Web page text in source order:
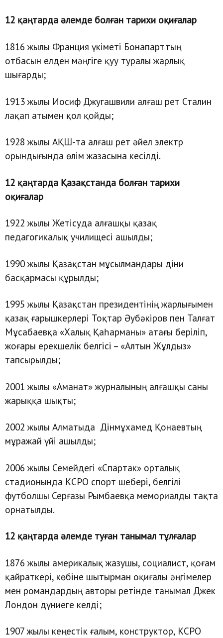
12 қаңтарда әлемде болған тарихи оқиғалар
1816 жылы Франция үкіметі Бонапарттың
отбасын елден мәңгіге қуу туралы жарлық
шығарды;
1913 жылы Иосиф Джугашвили алғаш рет Сталин
лақап атымен қол қойды;
1928 жылы АҚШ-та алғаш рет әйел электр
орындығында өлім жазасына кесілді.
12 қаңтарда Қазақстанда болған тарихи
оқиғалар
1922 жылы Жетісуда алғашқы қазақ
педагогикалық училищесі ашылды;
1990 жылы Қазақстан мұсылмандары діни
басқармасы құрылды;
1995 жылы Қазақстан президентінің жарлығымен
қазақ ғарышкерлері Тоқтар Әубәкіров пен Талғат
Мұсабаевқа «Халық Қаһарманы» атағы беріліп,
жоғары ерекшелік белгісі – «Алтын Жұлдыз»
тапсырылды;
2001 жылы «Аманат» журналының алғашқы саны
жарыққа шықты;
2002 жылы Алматыда Дінмұхамед Қонаевтың
мұражай үйі ашылды;
2006 жылы Семейдегі «Спартак» орталық
стадионында КСРО спорт шебері, белгілі
футболшы Серғазы Рымбаевқа мемориалды тақта
орнатылды.
12 қаңтарда әлемде туған танымал тұлғалар
1876 жылы америкалық жазушы, социалист, қоғам
қайраткері, көбіне шытырман оқиғалы әңгімелер
мен романдардың авторы ретінде танымал Джек
Лондон дүниеге келді;
1907 жылы кеңестік ғалым, конструктор, КСРО